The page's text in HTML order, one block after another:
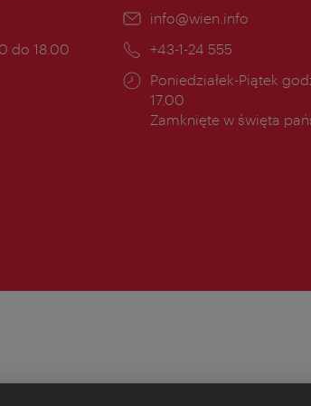
do 18.00
E-
info@wien.info
Telefon:
+43-1-24 555
Godziny
otwarcia:
Poniedziałek-Piątek
17.00
Zamknięte w święta